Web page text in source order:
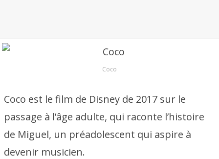
Coco
Coco est le film de Disney de 2017 sur le
passage à l’âge adulte, qui raconte l’histoire
de Miguel, un préadolescent qui aspire à
devenir musicien.